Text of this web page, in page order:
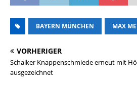
BAYERN MÜNCHEN MAX
VORHERIGER
Schalker Knappenschmiede erneut mit
ausgezeichnet